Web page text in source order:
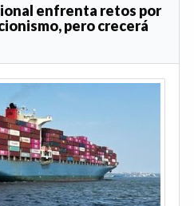
enfrenta retos por
pero crecerá